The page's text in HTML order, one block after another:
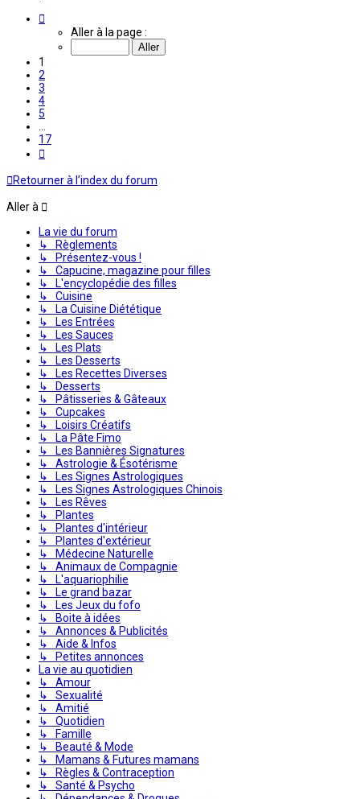
Aller à la page :
1
2
3
4
5
17
Retourner à l’index du forum
Aller à
La vie du forum
↳ Règlements
↳ Présentez-vous !
↳ Capucine, magazine pour filles
↳ L'encyclopédie des filles
↳ Cuisine
↳ La Cuisine Diététique
↳ Les Entrées
↳ Les Sauces
↳ Les Plats
↳ Les Desserts
↳ Les Recettes Diverses
↳ Desserts
↳ Pâtisseries & Gâteaux
↳ Cupcakes
↳ Loisirs Créatifs
↳ La Pâte Fimo
↳ Les Bannières Signatures
↳ Astrologie & Ésotérisme
↳ Les Signes Astrologiques
↳ Les Signes Astrologiques Chinois
↳ Les Rêves
↳ Plantes
↳ Plantes d'intérieur
↳ Plantes d'extérieur
↳ Médecine Naturelle
↳ Animaux de Compagnie
↳ L'aquariophilie
↳ Le grand bazar
↳ Les Jeux du fofo
↳ Boite à idées
↳ Annonces & Publicités
↳ Aide & Infos
↳ Petites annonces
La vie au quotidien
↳ Amour
↳ Sexualité
↳ Amitié
↳ Quotidien
↳ Famille
↳ Beauté & Mode
↳ Mamans & Futures mamans
↳ Règles & Contraception
↳ Santé & Psycho